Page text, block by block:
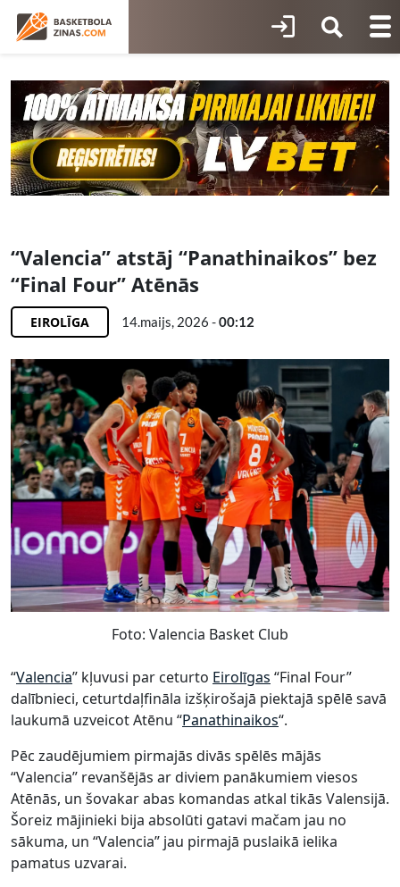
“Valencia” atstāj “Panathinaikos” bez
“Final Four” Atēnās
EIROLĪGA 14.maijs, 2026 -00:12
Foto: Valencia Basket Club
“Valencia” kļuvusi par ceturto Eirolīgas “Final Four”
dalībnieci, ceturtdaļfināla izšķirošajā piektajā spēlē savā
laukumā uzveicot Atēnu “Panathinaikos“.
Pēc zaudējumiem pirmajās divās spēlēs mājās
“Valencia” revanšējās ar diviem panākumiem viesos
Atēnās, un šovakar abas komandas atkal tikās Valensijā.
Šoreiz mājinieki bija absolūti gatavi mačam jau no
sākuma, un “Valencia” jau pirmajā puslaikā ielika
pamatus uzvarai.